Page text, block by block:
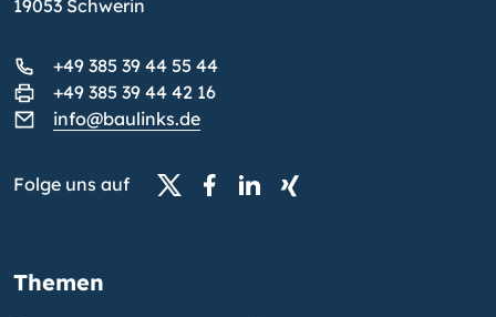
19053 Schwerin
+49 385 39 44 55 44
+49 385 39 44 42 16
info@baulinks.de
Folge uns auf
Themen